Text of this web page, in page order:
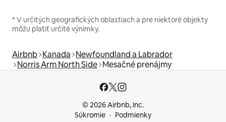
* V určitých geografických oblastiach a pre niektoré objekty
môžu platiť určité výnimky.
Airbnb Kanada Newfoundland a Labrador
Norris Arm North Side Mesačné prenájmy
© 2026 Airbnb, Inc.
Súkromie
Podmienky